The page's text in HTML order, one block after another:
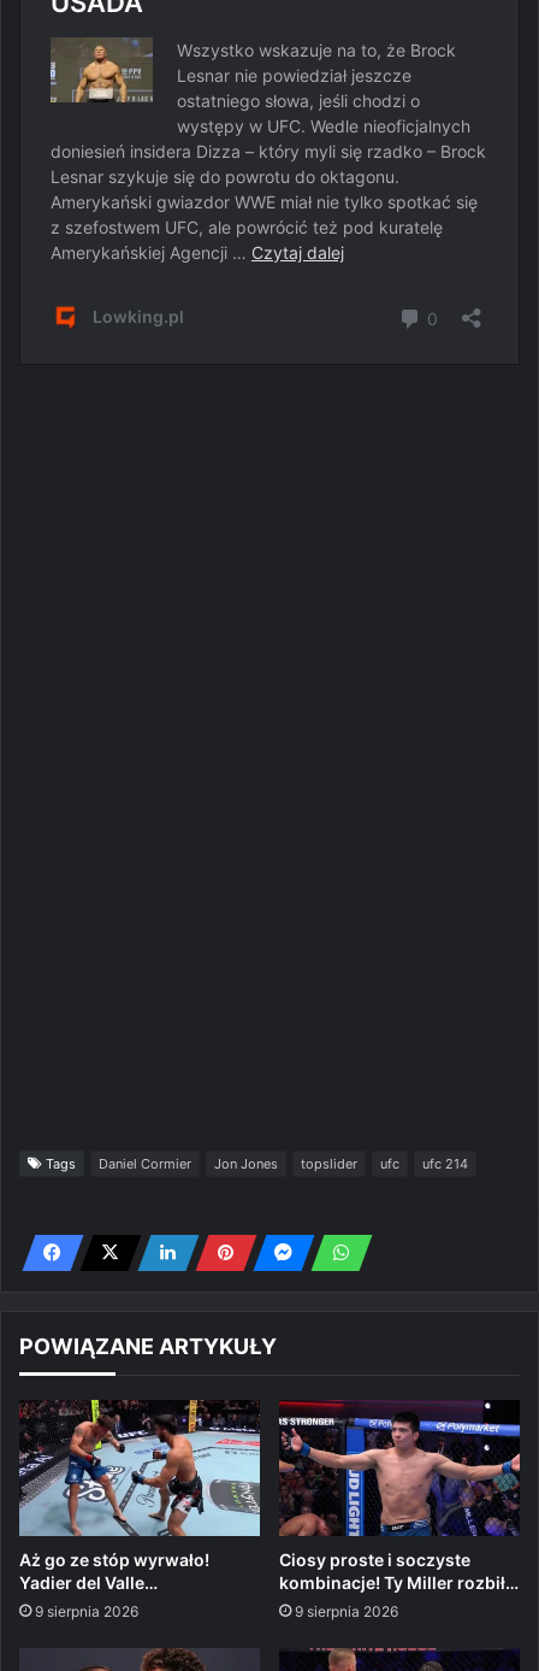
Tags Daniel Cormier Jon Jones topslider ufc ufc 214
POWIĄZANE ARTYKUŁY
Aż go ze stóp wyrwało!
Yadier del Valle…
9 sierpnia 2026
Ciosy proste i soczyste
kombinacje! Ty Miller rozbił…
9 sierpnia 2026